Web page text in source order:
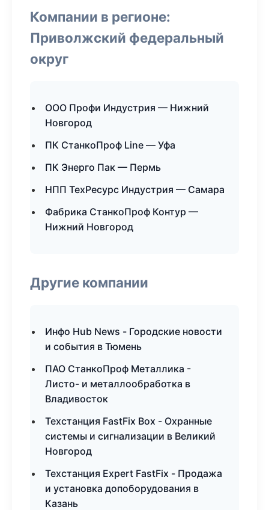
Компании в регионе:
Приволжский федеральный
округ
ООО Профи Индустрия — Нижний
Новгород
ПК СтанкоПроф Line — Уфа
ПК Энерго Пак — Пермь
НПП ТехРесурс Индустрия — Самара
Фабрика СтанкоПроф Контур —
Нижний Новгород
Другие компании
Инфо Hub News - Городские новости
и события в Тюмень
ПАО СтанкоПроф Металлика -
Листо- и металлообработка в
Владивосток
Техстанция FastFix Box - Охранные
системы и сигнализации в Великий
Новгород
Техстанция Expert FastFix - Продажа
и установка допоборудования в
Казань